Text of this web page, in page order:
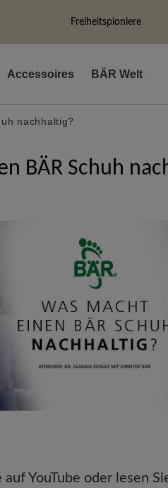
Freiheitspioniere
Accessoires BÄR Welt
nachhaltig?
BÄR Schuh
YouTube oder lesen